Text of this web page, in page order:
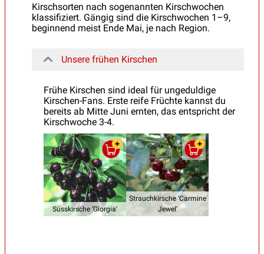
Kirschsorten nach sogenannten Kirschwochen
klassifiziert. Gängig sind die Kirschwochen 1–9,
beginnend meist Ende Mai, je nach Region.
Unsere frühen Kirschen
Frühe Kirschen sind ideal für ungeduldige
Kirschen-Fans. Erste reife Früchte kannst du
bereits ab Mitte Juni ernten, das entspricht der
Kirschwoche 3-4.
Süsskirsche ‘Giorgia’
Strauchkirsche ‘Carmine
Jewel’